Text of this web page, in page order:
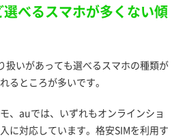
べるスマホが多くない傾
扱いがあっても選べるスマホの種類が
るところが多いです。
、auでは、いずれもオンラインショ
に対応しています。格安SIMを利用す